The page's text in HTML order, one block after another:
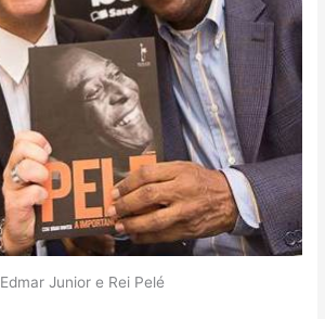
Edmar Junior e Rei Pelé